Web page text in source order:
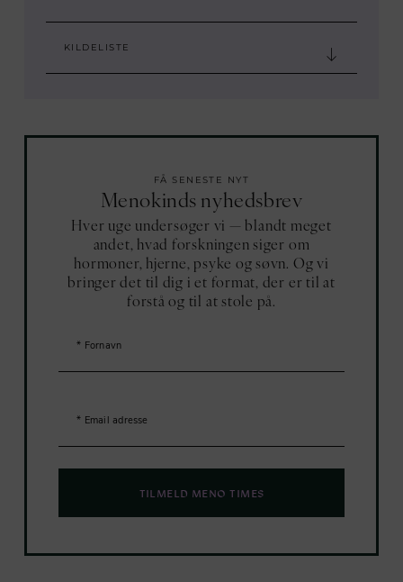
KILDELISTE
FÅ SENESTE NYT
Menokinds nyhedsbrev
Hver uge undersøger vi — blandt meget
andet, hvad forskningen siger om
hormoner, hjerne, psyke og søvn. Og vi
bringer det til dig i et format, der er til at
forstå og til at stole på.
TILMELD MENO TIMES